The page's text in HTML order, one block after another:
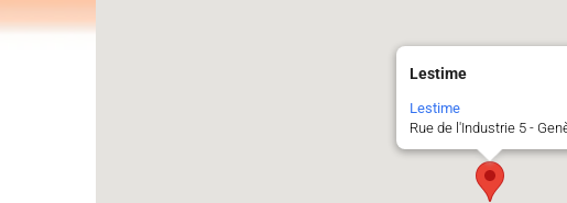
Lestime
Lestime
Rue de l'Industrie 5 -